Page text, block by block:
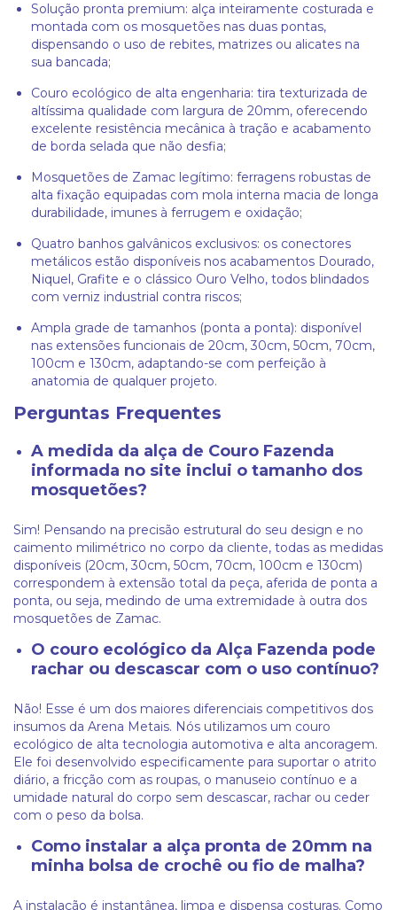
Solução pronta premium: alça inteiramente costurada e
montada com os mosquetões nas duas pontas,
dispensando o uso de rebites, matrizes ou alicates na
sua bancada;
Couro ecológico de alta engenharia: tira texturizada de
altíssima qualidade com largura de 20mm, oferecendo
excelente resistência mecânica à tração e acabamento
de borda selada que não desfia;
Mosquetões de Zamac legítimo: ferragens robustas de
alta fixação equipadas com mola interna macia de longa
durabilidade, imunes à ferrugem e oxidação;
Quatro banhos galvânicos exclusivos: os conectores
metálicos estão disponíveis nos acabamentos Dourado,
Niquel, Grafite e o clássico Ouro Velho, todos blindados
com verniz industrial contra riscos;
Ampla grade de tamanhos (ponta a ponta): disponível
nas extensões funcionais de 20cm, 30cm, 50cm, 70cm,
100cm e 130cm, adaptando-se com perfeição à
anatomia de qualquer projeto.
Perguntas Frequentes
A medida da alça de Couro Fazenda
informada no site inclui o tamanho dos
mosquetões?
Sim! Pensando na precisão estrutural do seu design e no
caimento milimétrico no corpo da cliente, todas as medidas
disponíveis (20cm, 30cm, 50cm, 70cm, 100cm e 130cm)
correspondem à extensão total da peça, aferida de ponta a
ponta, ou seja, medindo de uma extremidade à outra dos
mosquetões de Zamac.
O couro ecológico da Alça Fazenda pode
rachar ou descascar com o uso contínuo?
Não! Esse é um dos maiores diferenciais competitivos dos
insumos da Arena Metais. Nós utilizamos um couro
ecológico de alta tecnologia automotiva e alta ancoragem.
Ele foi desenvolvido especificamente para suportar o atrito
diário, a fricção com as roupas, o manuseio contínuo e a
umidade natural do corpo sem descascar, rachar ou ceder
com o peso da bolsa.
Como instalar a alça pronta de 20mm na
minha bolsa de crochê ou fio de malha?
A instalação é instantânea, limpa e dispensa costuras. Como